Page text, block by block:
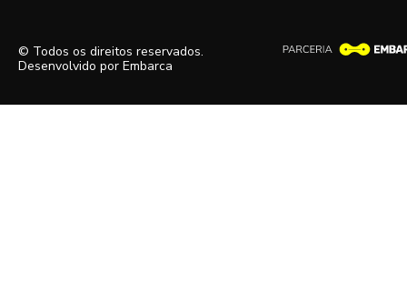
© Todos os direitos reservados.
Desenvolvido por Embarca